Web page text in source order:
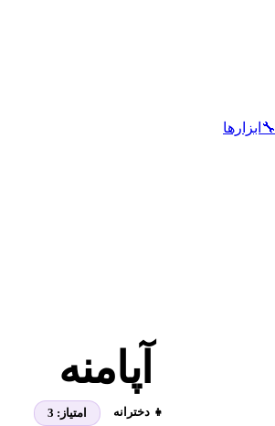
🔧 ابزارها
آپامنه
👧 دخترانه امتیاز: 3